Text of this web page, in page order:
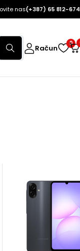
nas(+387) 65 812-674
Račun
0